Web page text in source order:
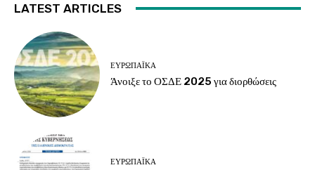
LATEST ARTICLES
ΕΥΡΩΠΑΪΚΆ
Άνοιξε το ΟΣΔΕ 2025 για διορθώσεις
ΕΥΡΩΠΑΪΚΆ